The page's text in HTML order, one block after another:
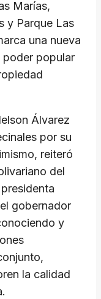
Marías,
y Parque Las
una nueva
popular
Álvarez
por su
reiteró
del
gobernador
y
la calidad